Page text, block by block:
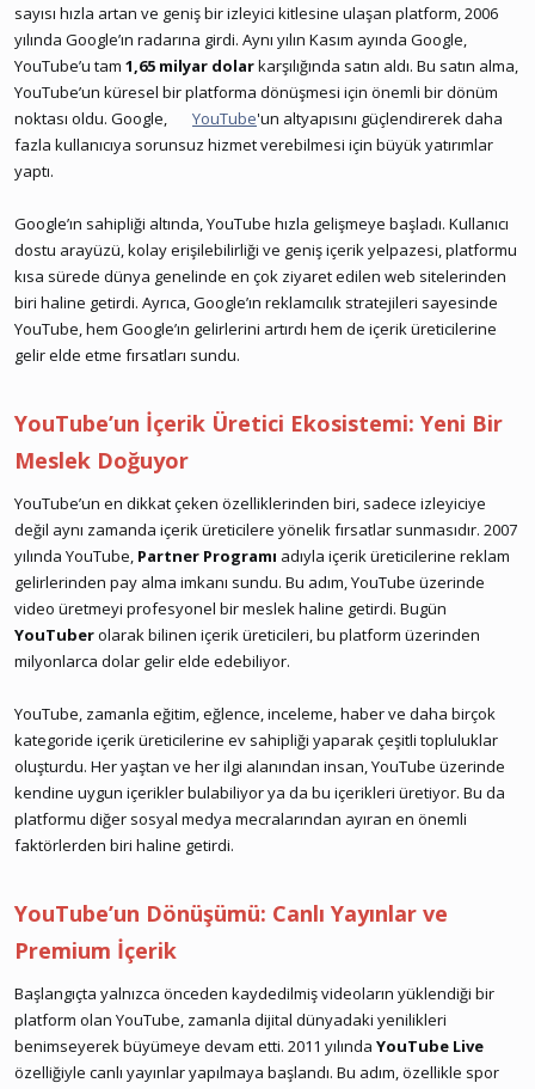
sayısı hızla artan ve geniş bir izleyici kitlesine ulaşan platform, 2006
yılında Google’ın radarına girdi. Aynı yılın Kasım ayında Google,
YouTube’u tam 1,65 milyar dolarkarşılığında satın aldı. Bu satın alma,
YouTube’un küresel bir platforma dönüşmesi için önemli bir dönüm
noktası oldu. Google,
YouTube'un altyapısını güçlendirerek daha
fazla kullanıcıya sorunsuz hizmet verebilmesi için büyük yatırımlar
yaptı.
Google’ın sahipliği altında, YouTube hızla gelişmeye başladı. Kullanıcı
dostu arayüzü, kolay erişilebilirliği ve geniş içerik yelpazesi, platformu
kısa sürede dünya genelinde en çok ziyaret edilen web sitelerinden
biri haline getirdi. Ayrıca, Google’ın reklamcılık stratejileri sayesinde
YouTube, hem Google’ın gelirlerini artırdı hem de içerik üreticilerine
gelir elde etme fırsatları sundu.
YouTube’un İçerik Üretici Ekosistemi: Yeni Bir
Meslek Doğuyor
YouTube’un en dikkat çeken özelliklerinden biri, sadece izleyiciye
değil aynı zamanda içerik üreticilere yönelik fırsatlar sunmasıdır. 2007
yılında YouTube, Partner Programı adıyla içerik üreticilerine reklam
gelirlerinden pay alma imkanı sundu. Bu adım, YouTube üzerinde
video üretmeyi profesyonel bir meslek haline getirdi. Bugün
YouTuberolarak bilinen içerik üreticileri, bu platform üzerinden
milyonlarca dolar gelir elde edebiliyor.
YouTube, zamanla eğitim, eğlence, inceleme, haber ve daha birçok
kategoride içerik üreticilerine ev sahipliği yaparak çeşitli topluluklar
oluşturdu. Her yaştan ve her ilgi alanından insan, YouTube üzerinde
kendine uygun içerikler bulabiliyor ya da bu içerikleri üretiyor. Bu da
platformu diğer sosyal medya mecralarından ayıran en önemli
faktörlerden biri haline getirdi.
YouTube’un Dönüşümü: Canlı Yayınlar ve
Premium İçerik
Başlangıçta yalnızca önceden kaydedilmiş videoların yüklendiği bir
platform olan YouTube, zamanla dijital dünyadaki yenilikleri
benimseyerek büyümeye devam etti. 2011 yılında YouTube Live
özelliğiyle canlı yayınlar yapılmaya başlandı. Bu adım, özellikle spor